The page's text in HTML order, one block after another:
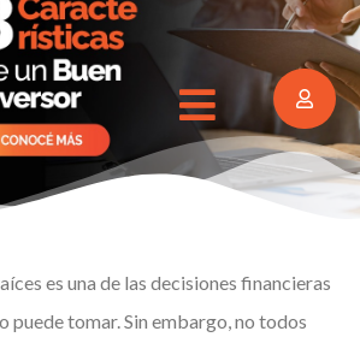
es una de las decisiones financieras
puede tomar. Sin embargo, no todos